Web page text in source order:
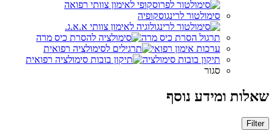
סימולטור לרינגוסקופיה
תרגול הסרת כיס מרה
ערכות אימון רפואי
תיקון בובות סימולציה
סגור
שאלות ומידע נוסף
Filter